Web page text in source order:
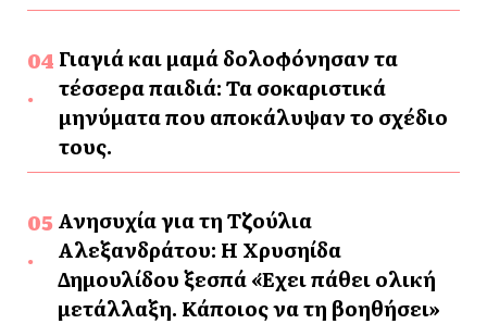
Γιαγιά και μαμά δολοφόνησαν τα
τέσσερα παιδιά: Τα σοκαριστικά
μηνύματα που αποκάλυψαν το σχέδιο
τους.
Ανησυχία για τη Τζούλια
Αλεξανδράτου: Η Χρυσηίδα
Δημουλίδου ξεσπά «Έχει πάθει ολική
μετάλλαξη. Κάποιος να τη βοηθήσει»